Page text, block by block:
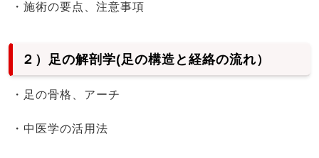
・施術の要点、注意事項
２）足の解剖学(足の構造と経絡の流れ）
・足の骨格、アーチ
・中医学の活用法